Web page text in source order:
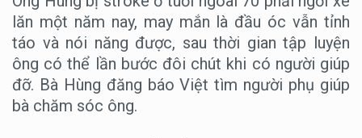
lăn một năm nay, may mắn là đầu óc vẫn tỉnh
táo và nói năng được, sau thời gian tập luyện
ông có thể lần bước đôi chút khi có người giúp
đỡ. Bà Hùng đăng báo Việt tìm người phụ giúp
bà chăm sóc ông.